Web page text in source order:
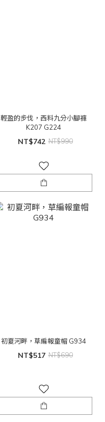
輕盈的步伐，西料九分小腳褲
K207 G224
NT$742 NT$990
初夏河畔，草編報童帽 G934
NT$517 NT$690